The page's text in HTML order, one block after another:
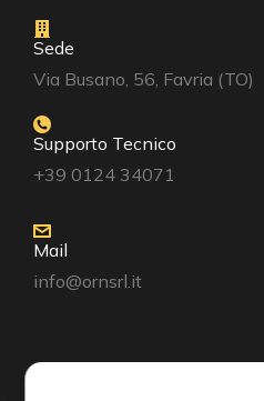
Sede
Via Busano, 56, Favria (TO)
Supporto Tecnico
+39 0124 34071
Mail
info@ornsrl.it